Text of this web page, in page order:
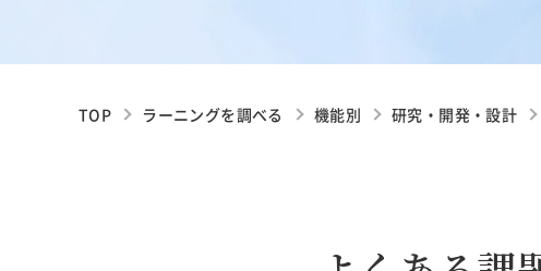
TOP ラーニングを調べる 機能別 研究・開発・設計